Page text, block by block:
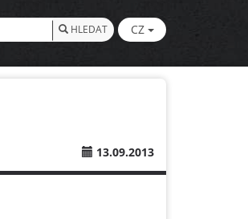
HLEDAT CZ
13.09.2013